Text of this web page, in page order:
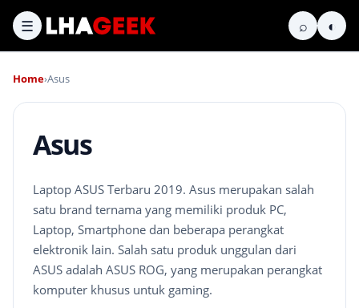
☰ ⌕ ◐
Home›Asus
Asus
Laptop ASUS Terbaru 2019. Asus merupakan salah
satu brand ternama yang memiliki produk PC,
Laptop, Smartphone dan beberapa perangkat
elektronik lain. Salah satu produk unggulan dari
ASUS adalah ASUS ROG, yang merupakan perangkat
komputer khusus untuk gaming.